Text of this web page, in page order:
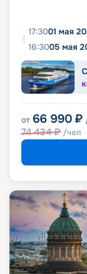
17:3001 мая
16:3005 мая
от 66 990 ₽
74 434₽ /чел